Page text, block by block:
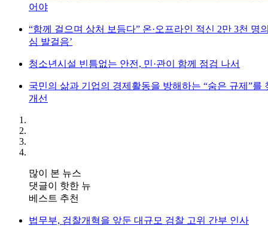
어야
“함께 걸으며 상처 보듬다” 온·오프라인 적신 2만 3천 명
심 발걸음’
청소년시설 빈틈없는 안전, 민·관이 함께 점검 나서
국민의 삶과 기업의 경제활동을 방해하는 “숨은 규제”를
개선
많이 본 뉴스
댓글이 핫한 뉴
베스트 추천
법무부, 검찰개혁을 앞둔 대규모 검찰 고위 간부 인사